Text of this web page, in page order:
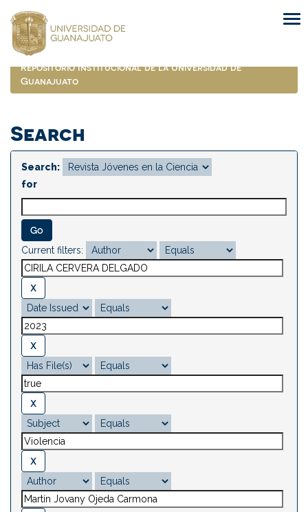
navigation
Repositorio Institucional de la Universidad de
Guanajuato
Search
Search:
for
Current filters: